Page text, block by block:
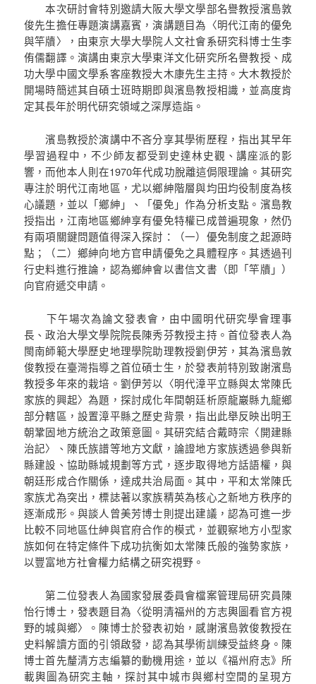
本次研討會特別邀請大阪大學文學部名譽教授濱島敦
俊先生擔任專題演講嘉賓，演講題目為〈明代江南的優免
與竿牘〉，由東京大學大學院人文社會系研究科博士生李
侑儒翻譯。演講由東京大學東洋文化研究所名譽教授、成
功大學中國文學系客座教授大木康先生主持。大木教授於
開場時簡述其自碩士班時期即與濱島教授相識，並高度肯
定其長年於明代研究領域之深厚造詣。
濱島教授於演講中不吝分享其學術歷程，指出其早年
學習過程中，不少師友都受到史達林史觀、講座派的影
響，而他本人則在1970年代成功脫離這侷限理論。其研究
專注於明代江南地區，尤以鄉紳階層與均田均役制度為核
心議題，並以「鄉紳」、「優免」作為分析支點。濱島教
授指出，江南地區鄉紳享有優免特權已成普遍現象，然仍
有兩項關鍵問題值得深入探討：（一）優免制度之起源時
點；（二）鄉紳向地方官申請優免之具體程序。其透過刊
行史料進行推論，認為鄉紳會以書信文書（即「竿牘」）
向官府遞交申請。
下午場次為論文發表會，由中國明代研究學會理事
長、政治大學文學院院長陳秀芬教授主持。首位發表人為
閩南師範大學歷史地理學院助理教授劉伊芳，其為濱島敦
俊教授在臺灣指導之首位碩士生，於發表前特別致謝濱島
教授多年來的栽培。劉伊芳以〈明代漳平立縣與太常陳氏
家族的興起〉為題，探討成化年間朝廷析原龍巖縣九龍鄉
部分轄區，設置漳平縣之歷史背景，指出此舉反映出明王
朝鞏固地方統治之政策意圖。其研究結合戴時宗〈開建縣
治記〉、陳氏族譜等地方文獻，論證地方家族透過參與新
縣建設、協助縣城規劃等方式，逐步取得地方話語權，與
朝廷形成合作關係，達成共治局面。其中，平和太常陳氏
家族尤為突出，標誌著以家族精英為核心之新地方秩序的
逐漸成形。與談人曾美芳博士則提出建議，認為可進一步
比較不同地區仕紳與官府合作的模式，並觀察地方小型家
族如何在特定條件下成功抗衡如太常陳氏般的強勢家族，
以豐富地方社會權力結構之研究視野。
第二位發表人為國家發展委員會檔案管理局研究員陳
怡行博士，發表題目為〈從明清福州的方志輿圖看官方視
野的城與鄉〉。陳博士於發表初始，感謝濱島敦俊教授在
史料解讀方面的引領啟發，認為其學術訓練受益終身。陳
博士首先釐清方志編纂的動機用途，並以《福州府志》所
載輿圖為研究主軸，探討其中城市與鄉村空間的呈現方